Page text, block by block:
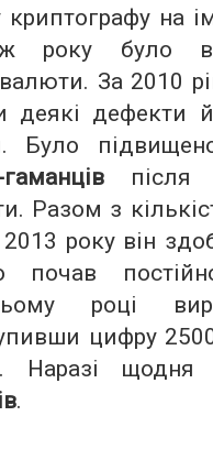
криптографу на
року було
За 2010
деякі дефекти й
Було
гаманців після
Разом з
року він
почав
році
цифру
Наразі
.